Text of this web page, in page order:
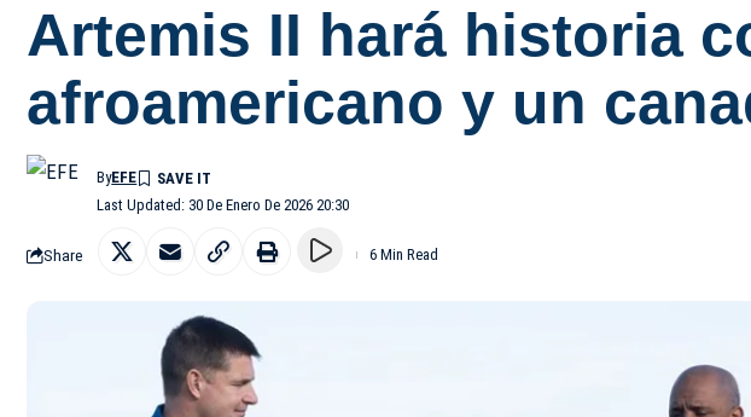
Artemis II hará historia
afroamericano y un
Last Updated: 30 De Enero De 2026 20:30
ByEFE
Share 6 Min Read